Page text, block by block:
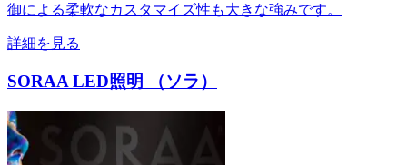
御による柔軟なカスタマイズ性も大きな強みです。
詳細を見る
SORAA LED照明 （ソラ）